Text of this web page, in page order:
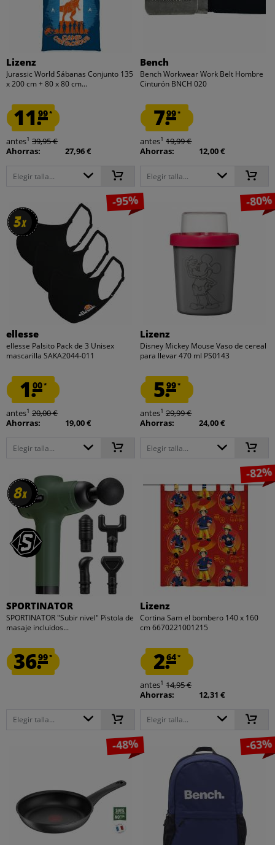
Lizenz
Jurassic World Sábanas Conjunto 135
x 200 cm + 80 x 80 cm...
11.99*
antes1 39,95 €
Ahorras:
27,96 €
Elegir talla...
Bench
Bench Workwear Work Belt Hombre
Cinturón BNCH 020
7.99*
antes1 19,99 €
Ahorras:
12,00 €
Elegir talla...
3x
3x
-95%
ellesse
ellesse Palsito Pack de 3 Unisex
mascarilla SAKA2044-011
1.00*
antes1 20,00 €
Ahorras:
19,00 €
Elegir talla...
-80%
Lizenz
Disney Mickey Mouse Vaso de cereal
para llevar 470 ml PS0143
5.99*
antes1 29,99 €
Ahorras:
24,00 €
Elegir talla...
8x
8x
SPORTINATOR
SPORTINATOR "Subir nivel" Pistola de
masaje incluidos...
36.99*
Elegir talla...
-82%
Lizenz
Cortina Sam el bombero 140 x 160
cm 6670221001215
2.64*
antes1 14,95 €
Ahorras:
12,31 €
Elegir talla...
-48% -63%